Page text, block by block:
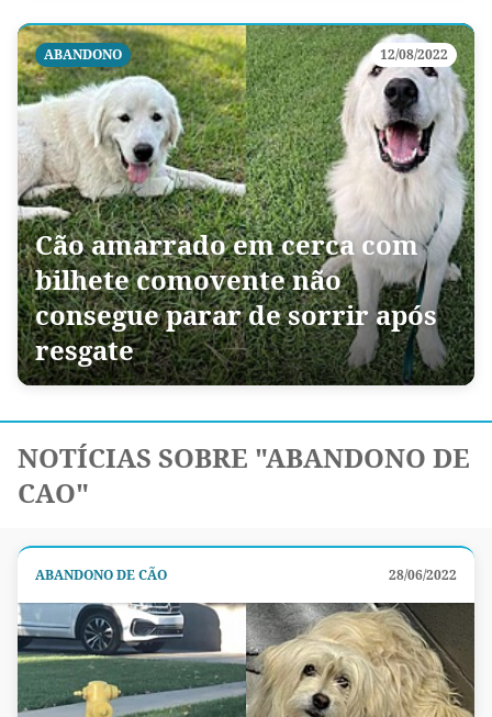
ABANDONO 12/08/2022
Cão amarrado em cerca com
bilhete comovente não
consegue parar de sorrir após
resgate
NOTÍCIAS SOBRE "ABANDONO DE
CAO"
ABANDONO DE CÃO 28/06/2022